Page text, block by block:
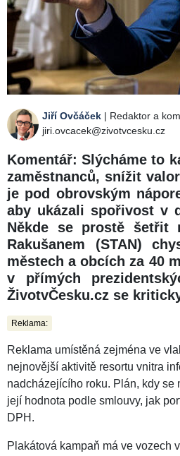
Jiří Ovčáček | Redaktor a
jiri.ovcacek@zivotvcesku.cz
Komentář: Slýcháme to
zaměstnanců, snížit
je pod obrovským
aby ukázali spořivost v
Někde se prostě šetřit
Rakušanem (STAN)
městech a obcích za 40
v přímých
ŽivotvČesku.cz se
Reklama:
Reklama umístěná zejména ve
nejnovější aktivitě resortu vnitra
nadcházejícího roku. Plán, kdy se
její hodnota podle smlouvy, jak
DPH.
Plakátová kampaň má ve vozech